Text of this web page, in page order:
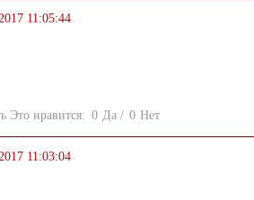
11:05:44
Это нравится: 0 Да / 0 Нет
11:03:04